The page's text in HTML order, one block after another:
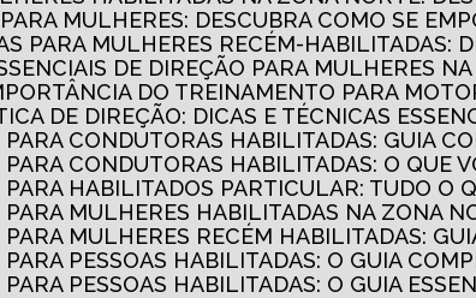
PARA MULHERES: DESCUBRA COMO SE
PARA MULHERES RECÉM-
DE DIREÇÃO PARA MULHERES
DO TREINAMENTO PARA
DE DIREÇÃO: DICAS E TÉCNICAS
PARA CONDUTORAS HABILITADAS: GUIA
PARA CONDUTORAS HABILITADAS: O QUE
PARA HABILITADOS PARTICULAR: TUDO O
PARA MULHERES HABILITADAS NA ZONA
PARA MULHERES RECÉM HABILITADAS:
PARA PESSOAS HABILITADAS: O GUIA
PARA PESSOAS HABILITADAS: O GUIA